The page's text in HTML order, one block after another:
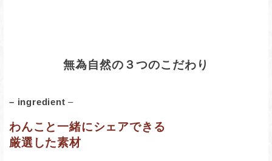
無為自然の３つのこだわり
– ingredient –
わんこと一緒にシェアできる
厳選した素材